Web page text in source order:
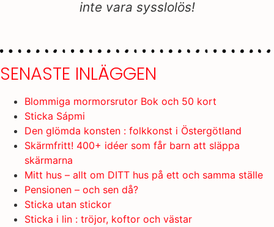
SENASTE INLÄGGEN
Blommiga mormorsrutor Bok och 50 kort
Sticka Sápmi
Den glömda konsten : folkkonst i Östergötland
Skärmfritt! 400+ idéer som får barn att släppa
skärmarna
Mitt hus – allt om DITT hus på ett och samma ställe
Pensionen – och sen då?
Sticka utan stickor
Sticka i lin : tröjor, koftor och västar